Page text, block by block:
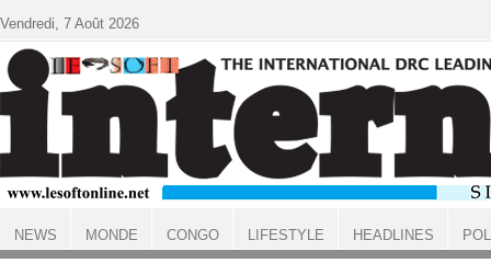
ACCUEIL
Vendredi, 7 Août 2026
NEWS MONDE CONGO LIFESTYLE HEADLINES